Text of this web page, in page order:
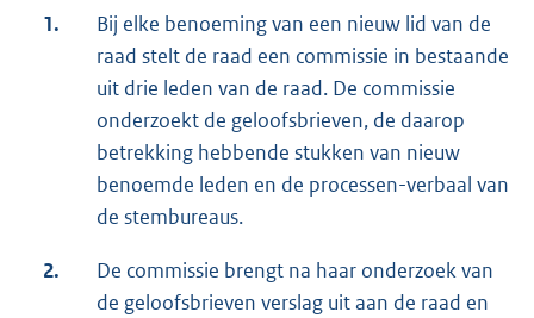
1.
Bij elke benoeming van een nieuw lid van de
raad stelt de raad een commissie in bestaande
uit drie leden van de raad. De commissie
onderzoekt de geloofsbrieven, de daarop
betrekking hebbende stukken van nieuw
benoemde leden en de processen-verbaal van
de stembureaus.
2.
De commissie brengt na haar onderzoek van
de geloofsbrieven verslag uit aan de raad en